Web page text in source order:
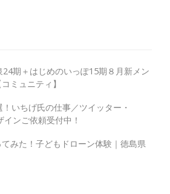
24期＋はじめのいっぽ15期８月新メン
ミュニティ】
いちげ氏の仕事／ツイッター・
ンご依頼受付中！
みた！子どもドローン体験｜徳島県